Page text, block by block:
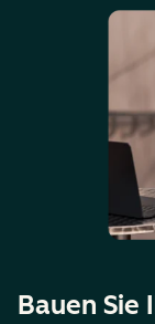
Bauen Sie